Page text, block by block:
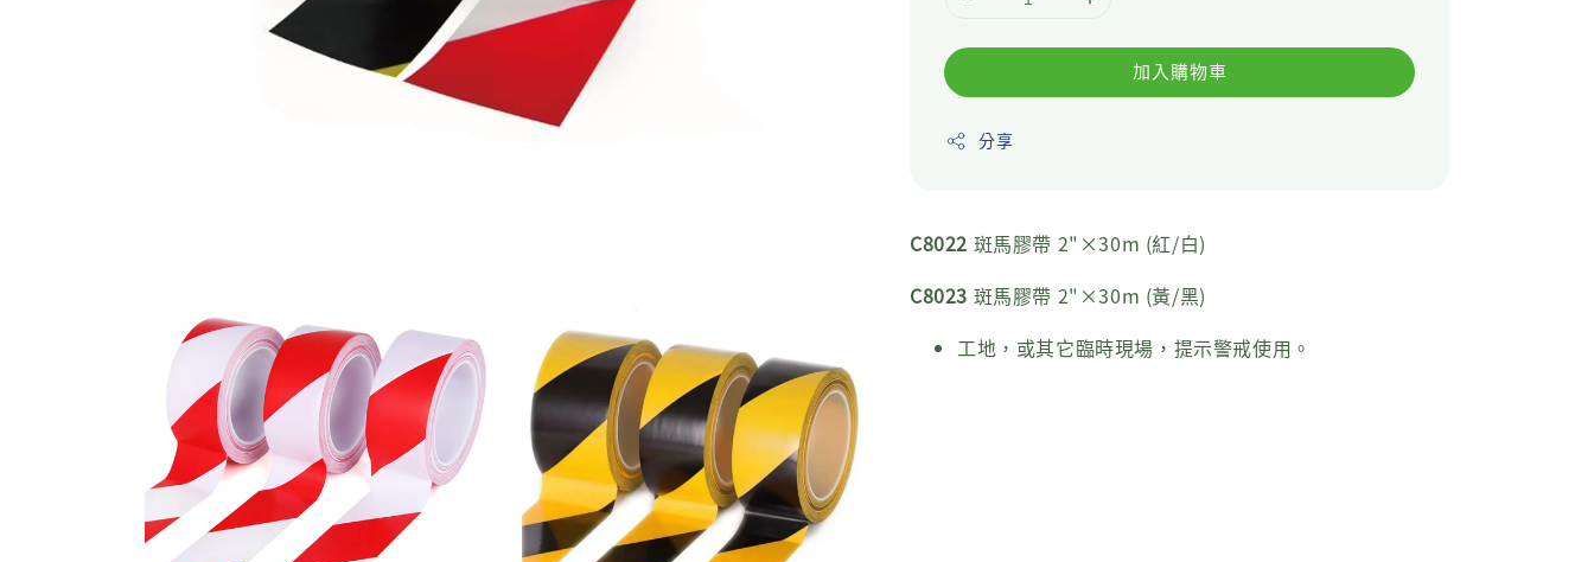
加入購物車
分享
C8022 斑馬膠帶 2"×30m (紅/白)
C8023 斑馬膠帶 2"×30m (黃/黑)
工地，或其它臨時現場，提示警戒使用。